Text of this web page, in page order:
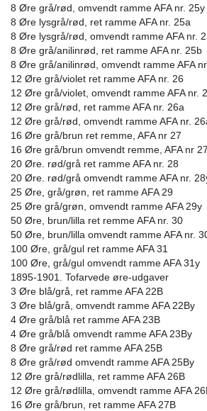
8 Øre grå/rød, omvendt ramme AFA nr. 25y
8 Øre lysgrå/rød, ret ramme AFA nr. 25a
8 Øre lysgrå/rød, omvendt ramme AFA nr.
8 Øre grå/anilinrød, ret ramme AFA nr. 25b
8 Øre grå/anilinrød, omvendt ramme AFA
12 Øre grå/violet ret ramme AFA nr. 26
12 Øre grå/violet, omvendt ramme AFA nr.
12 Øre grå/rød, ret ramme AFA nr. 26a
12 Øre grå/rød, omvendt ramme AFA nr.
16 Øre grå/brun ret remme, AFA nr 27
16 Øre grå/brun omvendt remme, AFA nr
20 Øre. rød/grå ret ramme AFA nr. 28
20 Øre. rød/grå omvendt ramme AFA nr.
25 Øre, grå/grøn, ret ramme AFA 29
25 Øre grå/grøn, omvendt ramme AFA 29y
50 Øre, brun/lilla ret remme AFA nr. 30
50 Øre, brun/lilla omvendt ramme AFA nr.
100 Øre, grå/gul ret ramme AFA 31
100 Øre, grå/gul omvendt ramme AFA 31y
1895-1901. Tofarvede øre-udgaver
3 Øre blå/grå, ret ramme AFA 22B
3 Øre blå/grå, omvendt ramme AFA 22By
4 Øre grå/blå ret ramme AFA 23B
4 Øre grå/blå omvendt ramme AFA 23By
8 Øre grå/rød ret ramme AFA 25B
8 Øre grå/rød omvendt ramme AFA 25By
12 Øre grå/rødlilla, ret ramme AFA 26B
12 Øre grå/rødlilla, omvendt ramme AFA
16 Øre grå/brun, ret ramme AFA 27B